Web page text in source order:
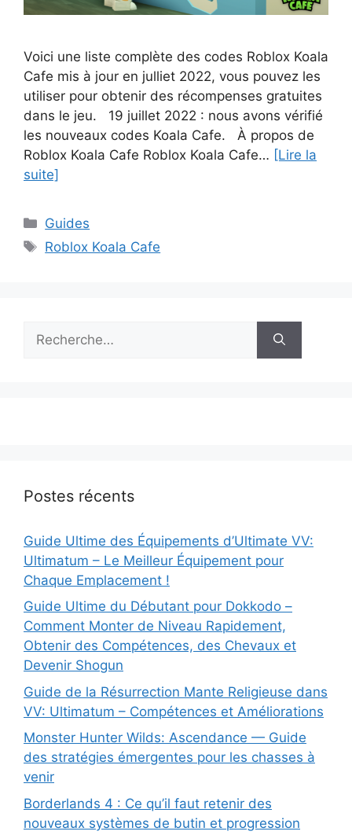
Voici une liste complète des codes Roblox Koala
Cafe mis à jour en julliet 2022, vous pouvez les
utiliser pour obtenir des récompenses gratuites
dans le jeu. 19 juillet 2022 : nous avons vérifié
les nouveaux codes Koala Cafe. À propos de
Roblox Koala Cafe Roblox Koala Cafe… [Lire la
suite]
Catégories
Guides
Étiquettes
Roblox Koala Cafe
Postes récents
Guide Ultime des Équipements d’Ultimate VV:
Ultimatum – Le Meilleur Équipement pour
Chaque Emplacement !
Guide Ultime du Débutant pour Dokkodo –
Comment Monter de Niveau Rapidement,
Obtenir des Compétences, des Chevaux et
Devenir Shogun
Guide de la Résurrection Mante Religieuse dans
VV: Ultimatum – Compétences et Améliorations
Monster Hunter Wilds: Ascendance — Guide
des stratégies émergentes pour les chasses à
venir
Borderlands 4 : Ce qu’il faut retenir des
nouveaux systèmes de butin et progression